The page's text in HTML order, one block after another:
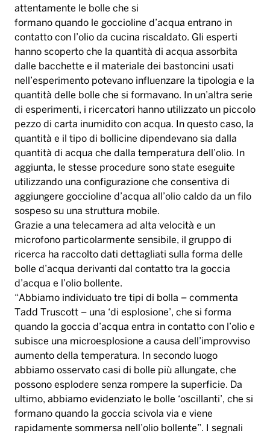
attentamente le bolle che si
formano quando le goccioline d’acqua entrano in
contatto con l’olio da cucina riscaldato. Gli esperti
hanno scoperto che la quantità di acqua assorbita
dalle bacchette e il materiale dei bastoncini usati
nell’esperimento potevano influenzare la tipologia e la
quantità delle bolle che si formavano. In un’altra serie
di esperimenti, i ricercatori hanno utilizzato un piccolo
pezzo di carta inumidito con acqua. In questo caso, la
quantità e il tipo di bollicine dipendevano sia dalla
quantità di acqua che dalla temperatura dell’olio. In
aggiunta, le stesse procedure sono state eseguite
utilizzando una configurazione che consentiva di
aggiungere goccioline d’acqua all’olio caldo da un filo
sospeso su una struttura mobile.
Grazie a una telecamera ad alta velocità e un
microfono particolarmente sensibile, il gruppo di
ricerca ha raccolto dati dettagliati sulla forma delle
bolle d’acqua derivanti dal contatto tra la goccia
d’acqua e l’olio bollente.
“Abbiamo individuato tre tipi di bolla – commenta
Tadd Truscott – una ‘di esplosione’, che si forma
quando la goccia d’acqua entra in contatto con l’olio e
subisce una microesplosione a causa dell’improvviso
aumento della temperatura. In secondo luogo
abbiamo osservato casi di bolle più allungate, che
possono esplodere senza rompere la superficie. Da
ultimo, abbiamo evidenziato le bolle ‘oscillanti’, che si
formano quando la goccia scivola via e viene
rapidamente sommersa nell’olio bollente”. I segnali